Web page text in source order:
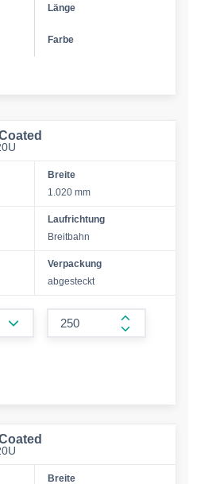
Länge
Farbe
Breite
1.020 mm
Laufrichtung
Breitbahn
Verpackung
abgesteckt
form.increase-
Breite